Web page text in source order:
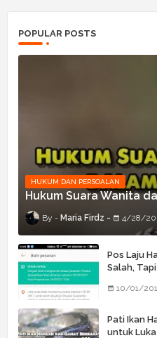
POPULAR POSTS
HUKUM DAN PERSOALAN
Hukum Suara Wanita
Maria Firdz 4/28/
Pos Laju
Salah,
10/01/
Pati Ikan
untuk